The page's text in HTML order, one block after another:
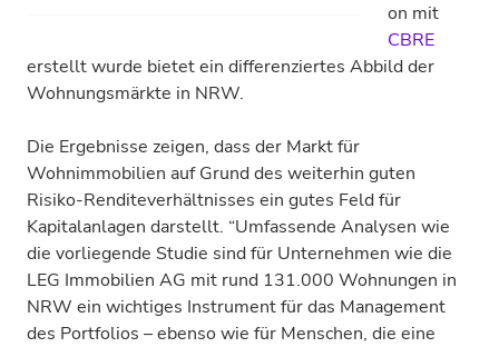
on mit
CBRE
erstellt wurde bietet ein differenziertes Abbild der
Wohnungsmärkte in NRW.
Die Ergebnisse zeigen, dass der Markt für
Wohnimmobilien auf Grund des weiterhin guten
Risiko-Renditeverhältnisses ein gutes Feld für
Kapitalanlagen darstellt. “Umfassende Analysen wie
die vorliegende Studie sind für Unternehmen wie die
LEG Immobilien AG mit rund 131.000 Wohnungen in
NRW ein wichtiges Instrument für das Management
des Portfolios – ebenso wie für Menschen, die eine